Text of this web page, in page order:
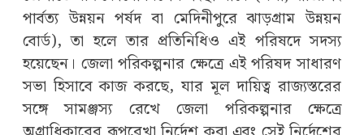
পার্বত্য উন্নয়ন পর্ষদ বা মেদিনীপুরে ঝাড়গ্রাম উন্নয়ন
বোর্ড), তা হলে তার প্রতিনিধিও এই পরিষদে সদস্য
হয়েছেন। জেলা পরিকল্পনার ক্ষেত্রে এই পরিষদ সাধারণ
সভা হিসাবে কাজ করছে, যার মূল দায়িত্ব রাজ্যস্তরের
সঙ্গে সামঞ্জস্য রেখে জেলা পরিকল্পনার ক্ষেত্রে